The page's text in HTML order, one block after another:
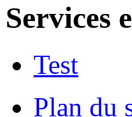
Services
Test
Plan du